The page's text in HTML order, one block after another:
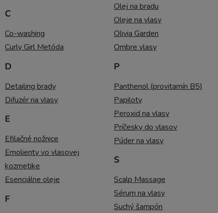
C
Co-washing
Curly Girl Metóda
D
Detailing brady
Difuzér na vlasy
E
Efilačné nožnice
Emolienty vo vlasovej
kozmetike
Esenciálne oleje
F
Olej na bradu
Oleje na vlasy
Olivia Garden
Ombre vlasy
P
Panthenol (provitamín B5)
Papiloty
Peroxid na vlasy
Príčesky do vlasov
Púder na vlasy
S
Scalp Massage
Sérum na vlasy
Suchý šampón